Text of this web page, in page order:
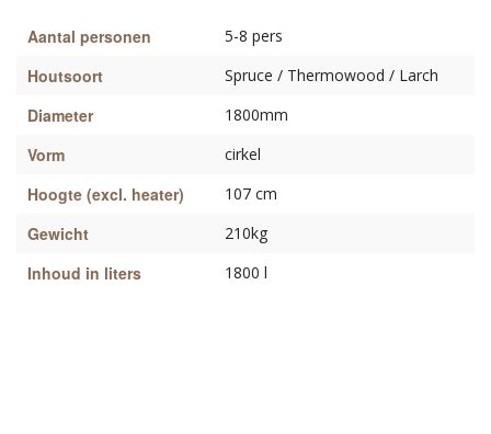
Aantal personen 5-8 pers
Houtsoort Spruce / Thermowood / Larch
Diameter 1800mm
Vorm cirkel
Hoogte (excl. heater) 107 cm
Gewicht 210kg
Inhoud in liters 1800 l